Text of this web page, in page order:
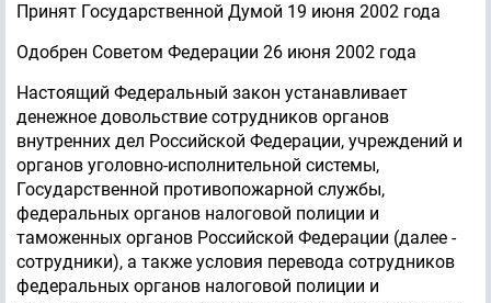
Принят Государственной Думой 19 июня 2002 года
Одобрен Советом Федерации 26 июня 2002 года
Настоящий Федеральный закон устанавливает
денежное довольствие сотрудников органов
внутренних дел Российской Федерации, учреждений и
органов уголовно-исполнительной системы,
Государственной противопожарной службы,
федеральных органов налоговой полиции и
таможенных органов Российской Федерации (далее -
сотрудники), а также условия перевода сотрудников
федеральных органов налоговой полиции и